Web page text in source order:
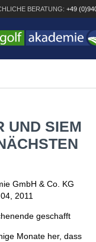
BERATUNG: +49
Driver 2018
QO14 Sport
UND SIEM
GmbH & Co. KG
2011
geschafft
Monate her, dass